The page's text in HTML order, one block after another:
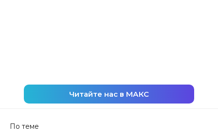
Читайте нас в МАКС
По теме